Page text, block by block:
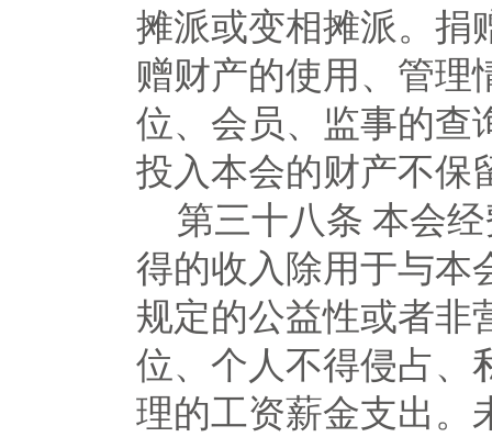
摊派或变相摊派。捐
赠财产的使用、管理
位、会员、监事的查
投入本会的财产不保
第三十八条 本会
得的收入除用于与本
规定的公益性或者非
位、个人不得侵占、
理的工资薪金支出。